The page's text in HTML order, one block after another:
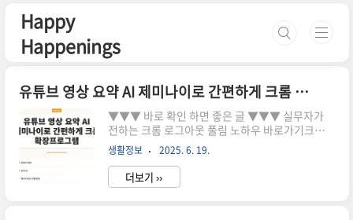
Happy
Happenings
유튜브 영상 요약 AI 제미나이로 간편하게 크롬 확장프로그램
▼▼▼ 바로 확인 하면 좋은 글 ▼▼▼ 실무자가
전하는 크롬 로그아웃 풀림 노하우 바로가기크롬
네이버 자동로그인 풀림 완벽 해결 5분 만에 따라
하기 바로가기추천하는 크롬 브라우저 가성비 최고
방법 5가지 바로가기유튜브 영상 요약 AI 제미나이
로 간편하게 크롬 확장프로그램 혹시 유튜브에서
생활정보 2025. 6. 19.
더보기 ››